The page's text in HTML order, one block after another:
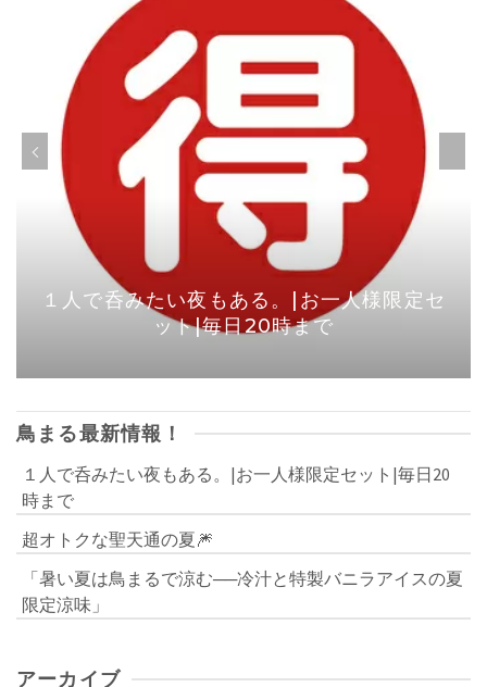
１人で呑みたい夜もある。|お一人様限定セ
ット|毎日20時まで
鳥まる最新情報！
１人で呑みたい夜もある。|お一人様限定セット|毎日20
時まで
超オトクな聖天通の夏🎆
「暑い夏は鳥まるで涼む──冷汁と特製バニラアイスの夏
限定涼味」
アーカイブ